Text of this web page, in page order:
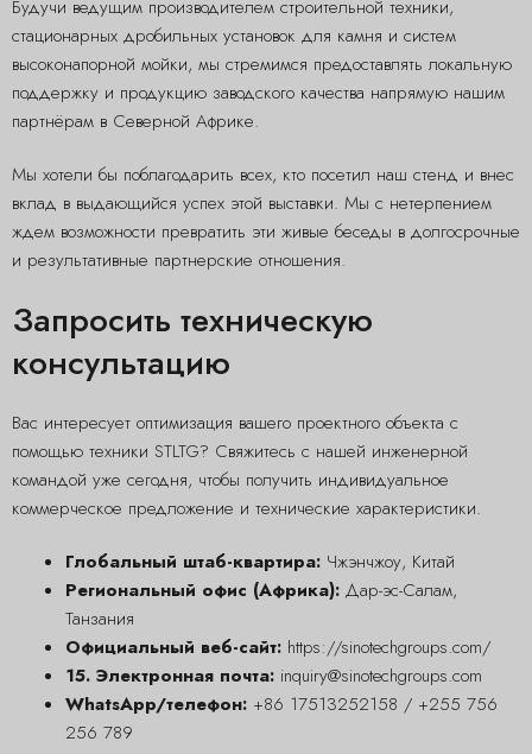
Будучи ведущим производителем строительной техники,
стационарных дробильных установок для камня и систем
высоконапорной мойки, мы стремимся предоставлять локальную
поддержку и продукцию заводского качества напрямую нашим
партнёрам в Северной Африке.
Мы хотели бы поблагодарить всех, кто посетил наш стенд и внес
вклад в выдающийся успех этой выставки. Мы с нетерпением
ждем возможности превратить эти живые беседы в долгосрочные
и результативные партнерские отношения.
Запросить техническую
консультацию
Вас интересует оптимизация вашего проектного объекта с
помощью техники STLTG? Свяжитесь с нашей инженерной
командой уже сегодня, чтобы получить индивидуальное
коммерческое предложение и технические характеристики.
Глобальный штаб-квартира: Чжэнчжоу, Китай
Региональный офис (Африка): Дар-эс-Салам,
Танзания
Официальный веб-сайт: https://sinotechgroups.com/
15. Электронная почта: inquiry@sinotechgroups.com
WhatsApp/телефон: +86 17513252158 / +255 756
256 789